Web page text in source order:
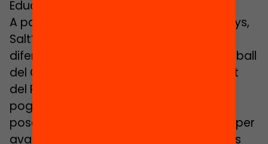
Educatiu de Ciutat.
A partir d’aquí, i durant aquests cinc anys,
Salt’Educa ha estat participant en els
diferents espais de treball (grups de treball
del Consell Escolar Municipal, seguiment
del Pla Educatiu, etc.) en els quals hem
pogut constatar moltes dificultats per
posar a la pràctica mesures concretes per
avançar en l’equitat educativa, mesures